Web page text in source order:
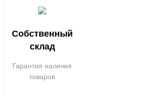
Собственный
склад
Гарантия наличия
товаров